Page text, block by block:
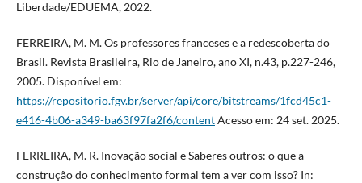
Liberdade/EDUEMA, 2022.
FERREIRA, M. M. Os professores franceses e a redescoberta do
Brasil. Revista Brasileira, Rio de Janeiro, ano XI, n.43, p.227-246,
2005. Disponível em:
https://repositorio.fgv.br/server/api/core/bitstreams/1fcd45c1-
e416-4b06-a349-ba63f97fa2f6/contentAcesso em: 24 set. 2025.
FERREIRA, M. R. Inovação social e Saberes outros: o que a
construção do conhecimento formal tem a ver com isso? In: